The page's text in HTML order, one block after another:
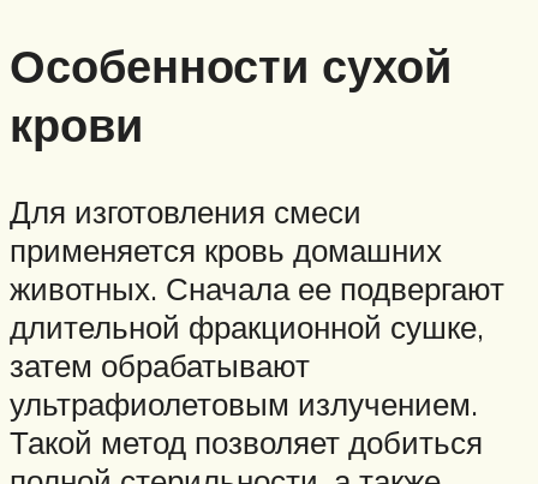
Особенности сухой
крови
Для изготовления смеси
применяется кровь домашних
животных. Сначала ее подвергают
длительной фракционной сушке,
затем обрабатывают
ультрафиолетовым излучением.
Такой метод позволяет добиться